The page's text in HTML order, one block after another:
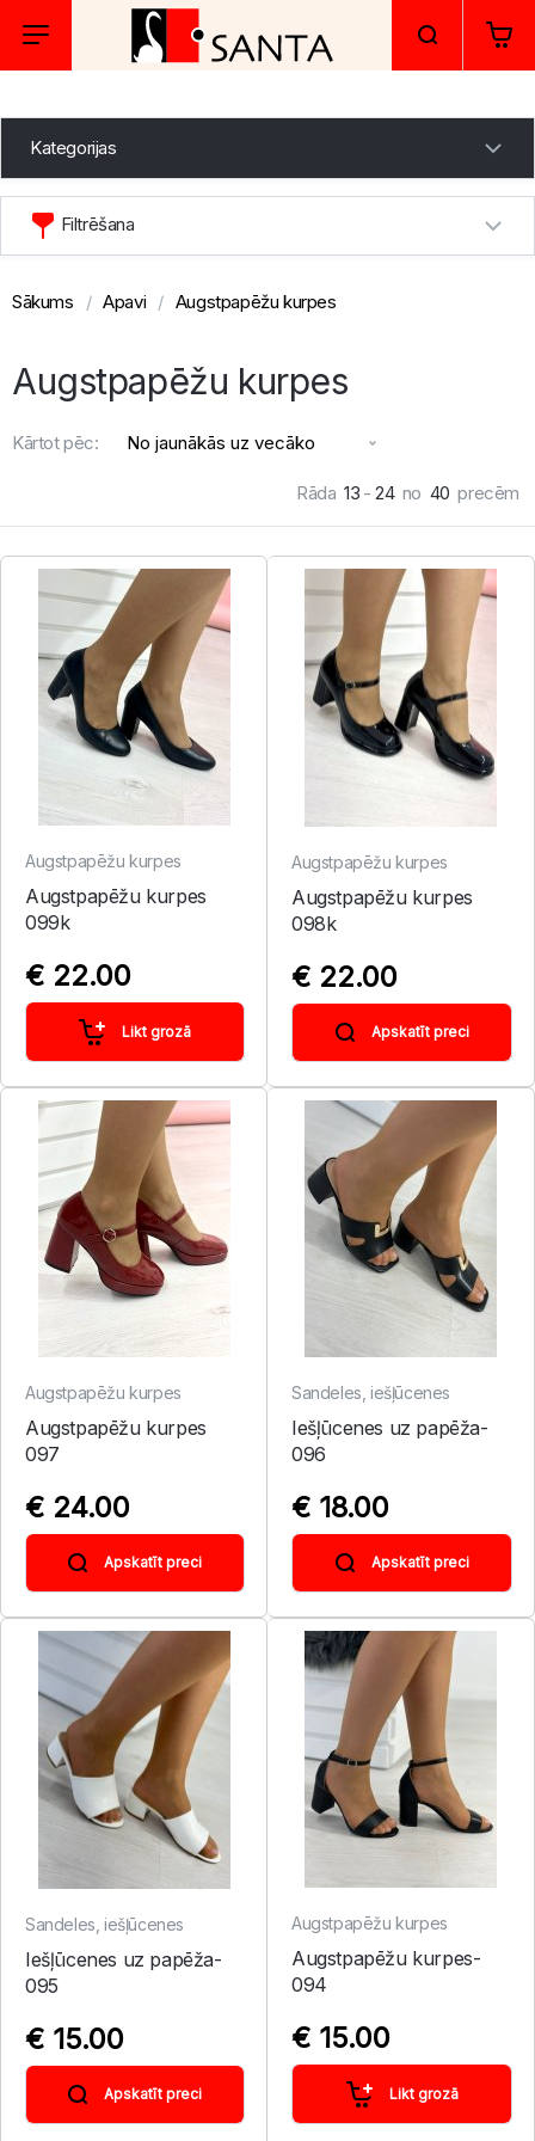
Kategorijas
Filtrēšana
Sākums Apavi Augstpapēžu kurpes
Augstpapēžu kurpes
Rāda 13 - 24 no 40 precēm
Kārtot pēc:
Augstpapēžu kurpes
Augstpapēžu kurpes
099k
€ 22.00
Likt grozā
Augstpapēžu kurpes
Augstpapēžu kurpes
098k
€ 22.00
Apskatīt preci
Augstpapēžu kurpes
Augstpapēžu kurpes
097
€ 24.00
Apskatīt preci
Sandeles, iešļūcenes
Iešļūcenes uz papēža-
096
€ 18.00
Apskatīt preci
Sandeles, iešļūcenes
Iešļūcenes uz papēža-
095
€ 15.00
Apskatīt preci
Augstpapēžu kurpes
Augstpapēžu kurpes-
094
€ 15.00
Likt grozā